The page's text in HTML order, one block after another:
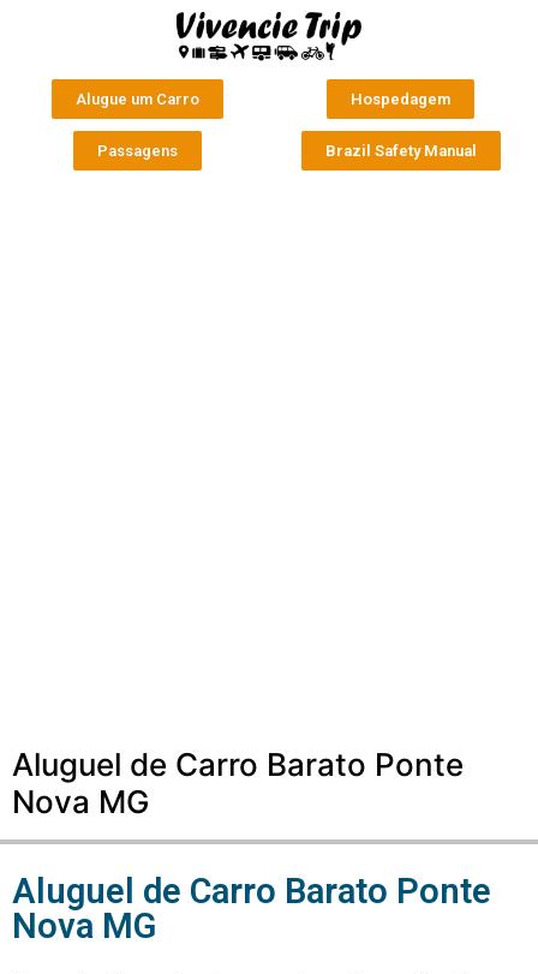
Alugue um Carro Hospedagem
Passagens Brazil Safety Manual
Aluguel de Carro Barato Ponte
Nova MG
Aluguel de Carro Barato Ponte
Nova MG